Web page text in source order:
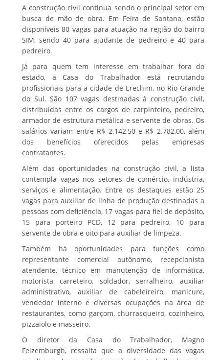
A construção civil continua sendo o principal setor em
busca de mão de obra. Em Feira de Santana, estão
disponíveis 80 vagas para atuação na região do bairro
SIM, sendo 40 para ajudante de pedreiro e 40 para
pedreiro.
Já para quem tem interesse em trabalhar fora do
estado, a Casa do Trabalhador está recrutando
profissionais para a cidade de Erechim, no Rio Grande
do Sul. São 107 vagas destinadas à construção civil,
distribuídas entre os cargos de carpinteiro, pedreiro,
armador de estrutura metálica e servente de obras. Os
salários variam entre R$ 2.142,50 e R$ 2.782,00, além
dos benefícios oferecidos pelas empresas
contratantes.
Além das oportunidades na construção civil, a lista
contempla vagas nos setores de comércio, indústria,
serviços e alimentação. Entre os destaques estão 25
vagas para auxiliar de linha de produção destinadas a
pessoas com deficiência, 17 vagas para fiel de depósito,
15 para porteiro PCD, 12 para pedreiro, 10 para
servente de obra e oito para auxiliar de limpeza.
Também há oportunidades para funções como
representante comercial autônomo, recepcionista
atendente, técnico em manutenção de informática,
motorista carreteiro, soldador, serralheiro, auxiliar
administrativo, auxiliar de cabeleireiro, manicure,
vendedor interno e diversas ocupações na área de
restaurantes, como garçom, churrasqueiro, cozinheiro,
pizzaiolo e masseiro.
O diretor da Casa do Trabalhador, Magno
Felzemburgh, ressalta que a diversidade das vagas